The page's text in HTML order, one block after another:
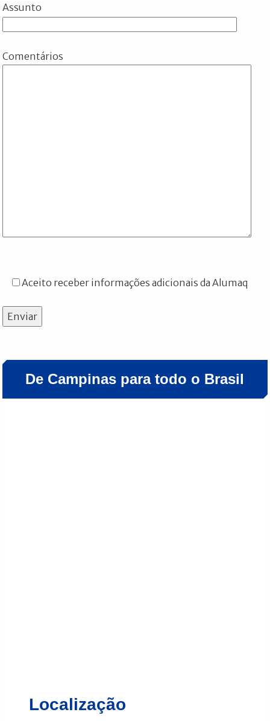
Assunto
Comentários
Aceito receber informações adicionais da Alumaq
Enviar
De Campinas para todo o Brasil
Localização